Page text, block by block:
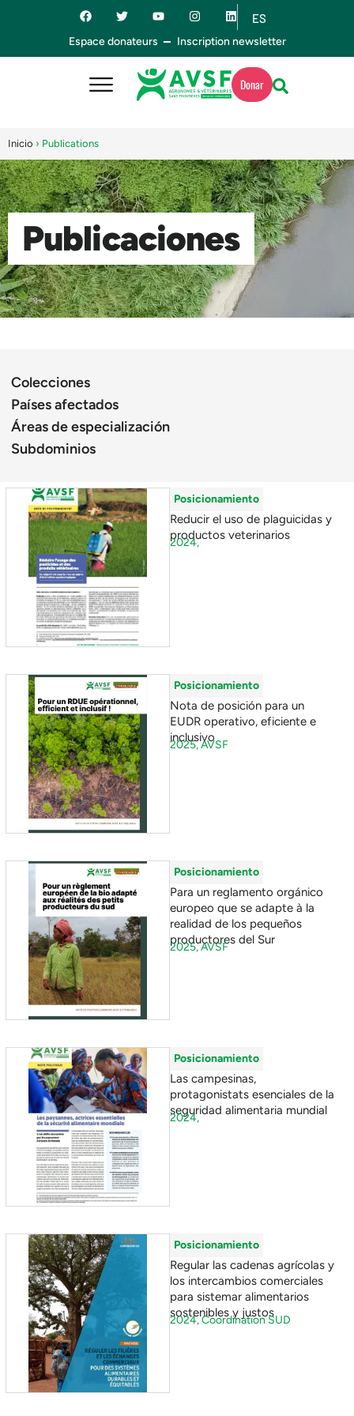
ES
EN
Espace donateurs Inscription newsletter
Donar
Inicio › Publications
Publicaciones
Colecciones
Países afectados
Áreas de especialización
Subdominios
Posicionamiento
Reducir el uso de plaguicidas y
productos veterinarios
2024,
Posicionamiento
Nota de posición para un
EUDR operativo, eficiente e
inclusivo
2025,AVSF
Posicionamiento
Para un reglamento orgánico
europeo que se adapte à la
realidad de los pequeños
productores del Sur
2025,AVSF
Posicionamiento
Las campesinas,
protagonistats esenciales de la
seguridad alimentaria mundial
2024,
Posicionamiento
Regular las cadenas agrícolas y
los intercambios comerciales
para sistemar alimentarios
sostenibles y justos
2024,Coordination SUD